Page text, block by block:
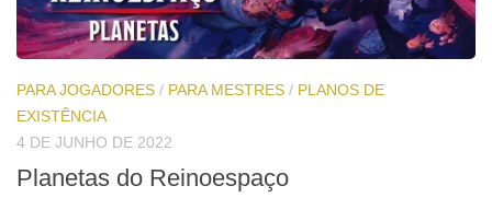
PARA JOGADORES / PARA MESTRES / PLANOS DE
EXISTÊNCIA
4 DE JUNHO DE 2022
Planetas do Reinoespaço